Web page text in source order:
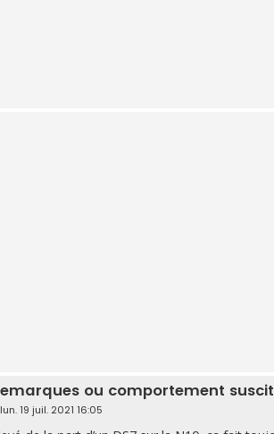
ou comportement
lun. 19 juil. 2021 16:05